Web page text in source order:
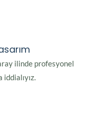
ilinde profesyonel
iddialıyız.